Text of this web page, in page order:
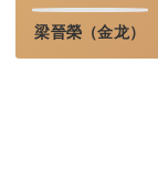
梁晉榮（金龙）